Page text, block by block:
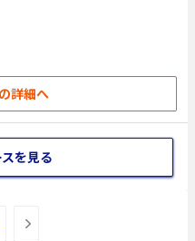
詳細へ
を見る
次